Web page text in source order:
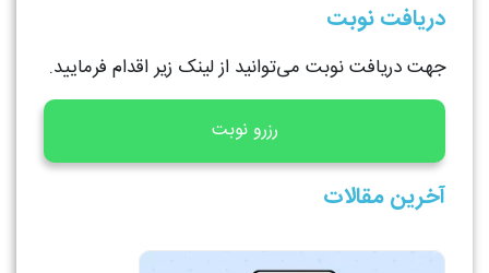
دریافت نوبت
جهت دریافت نوبت می‌توانید از لینک زیر اقدام فرمایید.
رزرو نوبت
آخرین مقالات